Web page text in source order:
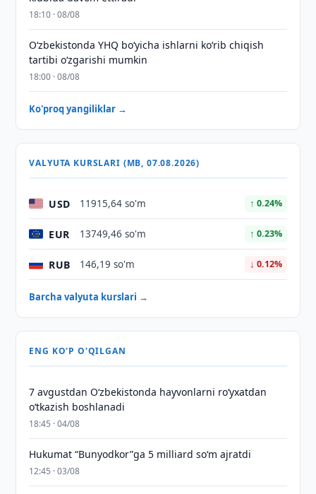
18:10 · 08/08
O‘zbekistonda YHQ bo‘yicha ishlarni ko‘rib chiqish
tartibi o‘zgarishi mumkin
18:00 · 08/08
Ko'proq yangiliklar →
VALYUTA KURSLARI (MB, 07.08.2026)
USD 11915,64 so'm ↑ 0.24%
EUR 13749,46 so'm ↑ 0.23%
RUB 146,19 so'm ↓ 0.12%
Barcha valyuta kurslari →
ENG KO'P O'QILGAN
7 avgustdan O‘zbekistonda hayvonlarni ro‘yxatdan
o‘tkazish boshlanadi
18:45 · 04/08
Hukumat “Bunyodkor”ga 5 milliard so‘m ajratdi
12:45 · 03/08